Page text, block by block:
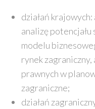
działań
analizę
modelu
rynek
prawnych w
zagraniczne;
działań